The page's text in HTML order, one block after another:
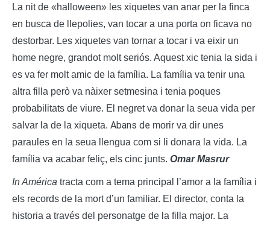
La nit de «halloween» les xiquetes van anar per la finca
en busca de llepolies, van tocar a una porta on ficava no
destorbar. Les xiquetes van tornar a tocar i va eixir un
home negre, grandotmoltseriós. Aquest xic tenia la sida i
es va fer molt amic de la família. La família va tenir una
altra filla però va nàixer setmesina i tenia poques
probabilitats de viure. El negret va donar la seua vida per
salvar la de la xiqueta. Abans de morir va dir unes
paraules en la seua llengua com si li donara la vida. La
família va acabar feliç, els cinc junts. Omar Masrur
In América tracta com a tema principal l’amor a la família i
els records de la mort d’un familiar. El director, conta la
historia a través del personatge de la filla major. La